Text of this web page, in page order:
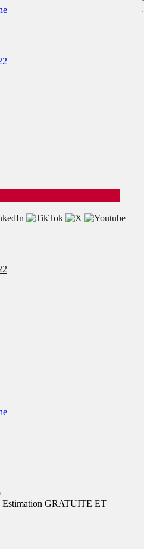
Estimation GRATUITE ET